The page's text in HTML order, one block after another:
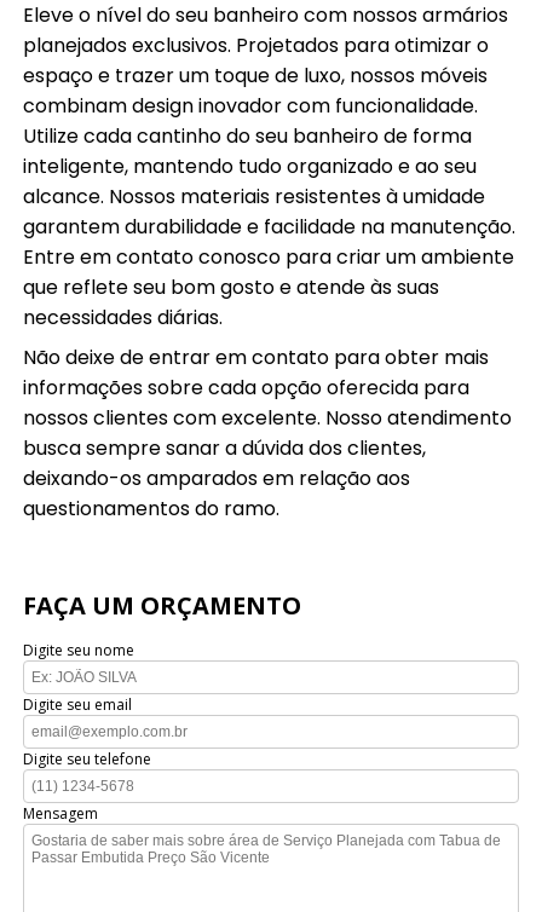
Eleve o nível do seu banheiro com nossos armários
planejados exclusivos. Projetados para otimizar o
espaço e trazer um toque de luxo, nossos móveis
combinam design inovador com funcionalidade.
Utilize cada cantinho do seu banheiro de forma
inteligente, mantendo tudo organizado e ao seu
alcance. Nossos materiais resistentes à umidade
garantem durabilidade e facilidade na manutenção.
Entre em contato conosco para criar um ambiente
que reflete seu bom gosto e atende às suas
necessidades diárias.
Não deixe de entrar em contato para obter mais
informações sobre cada opção oferecida para
nossos clientes com excelente. Nosso atendimento
busca sempre sanar a dúvida dos clientes,
deixando-os amparados em relação aos
questionamentos do ramo.
FAÇA UM ORÇAMENTO
Digite seu nome
Digite seu email
Digite seu telefone
Mensagem